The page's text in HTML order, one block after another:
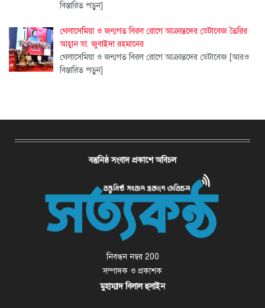
বিস্তারিত পড়ুন]
থেলাসেমিয়া ও জন্মগত বিরল রোগে আক্রান্তদের ডেটাবেজ তৈরির
আহ্বান ডা. জুবাইদা রহমানের
থেলাসেমিয়া ও জন্মগত বিরল রোগে আক্রান্তদের ডেটাবেজ [আরও
বিস্তারিত পড়ুন]
বস্তুনিষ্ঠ সংবাদ প্রকাশে অবিচল
নিবন্ধন নম্বর 200
সম্পাদক ও প্রকাশক
মুহাম্মাদ বিলাল হুসাইন